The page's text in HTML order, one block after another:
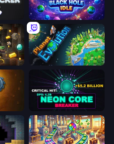
Black Hole Idle
Planet Evolution: Idle Clicker
Neon Core Breaker